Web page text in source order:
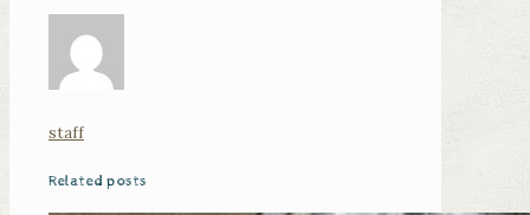
staff
Related posts